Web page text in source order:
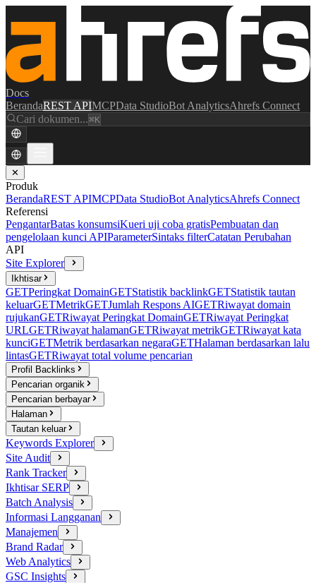
Docs
BerandaREST APIMCPData StudioBot AnalyticsAhrefs Connect
Cari dokumen...⌘K
✕
Produk
BerandaREST APIMCPData StudioBot AnalyticsAhrefs Connect
Referensi
PengantarBatas konsumsiKueri uji coba gratisPembuatan dan
pengelolaan kunci APIParameterSintaks filterCatatan Perubahan
API
Site Explorer
Ikhtisar
GETPeringkat DomainGETStatistik backlinkGETStatistik tautan
keluarGETMetrikGETJumlah Respons AIGETRiwayat domain
rujukanGETRiwayat Peringkat DomainGETRiwayat Peringkat
URLGETRiwayat halamanGETRiwayat metrikGETRiwayat kata
kunciGETMetrik berdasarkan negaraGETHalaman berdasarkan lalu
lintasGETRiwayat total volume pencarian
Profil Backlinks
Pencarian organik
Pencarian berbayar
Halaman
Tautan keluar
Keywords Explorer
Site Audit
Rank Tracker
Ikhtisar SERP
Batch Analysis
Informasi Langganan
Manajemen
Brand Radar
Web Analytics
GSC Insights